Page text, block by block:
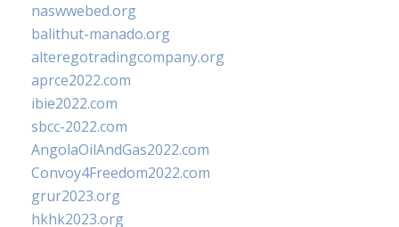
naswwebed.org
balithut-manado.org
alteregotradingcompany.org
aprce2022.com
ibie2022.com
sbcc-2022.com
AngolaOilAndGas2022.com
Convoy4Freedom2022.com
grur2023.org
hkhk2023.org